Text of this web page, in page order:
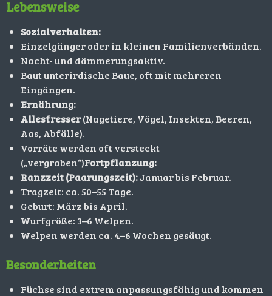
Lebensweise
Sozialverhalten:
Einzelgänger oder in kleinen Familienverbänden.
Nacht- und dämmerungsaktiv.
Baut unterirdische Baue, oft mit mehreren
Eingängen.
Ernährung:
Allesfresser(Nagetiere, Vögel, Insekten, Beeren,
Aas, Abfälle).
Vorräte werden oft versteckt
(„vergraben“)Fortpflanzung:
Ranzzeit (Paarungszeit):Januar bis Februar.
Tragzeit: ca. 50–55 Tage.
Geburt: März bis April.
Wurfgröße: 3–6 Welpen.
Welpen werden ca. 4–6 Wochen gesäugt.
Besonderheiten
Füchse sind extrem anpassungsfähig und kommen